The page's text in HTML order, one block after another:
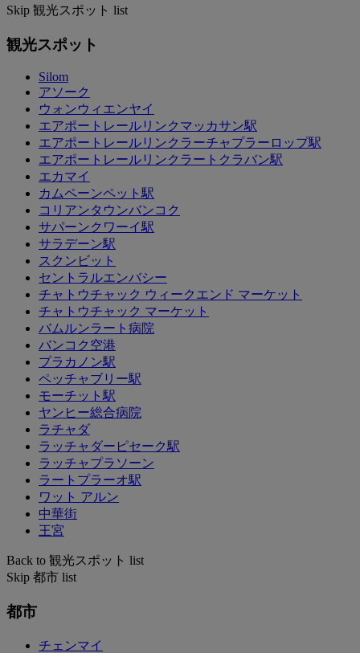
Skip 観光スポット list
観光スポット
Silom
アソーク
ウォンウィエンヤイ
エアポートレールリンクマッカサン駅
エアポートレールリンクラーチャプラーロップ駅
エアポートレールリンクラートクラバン駅
エカマイ
カムペーンペット駅
コリアンタウンバンコク
サパーンクワーイ駅
サラデーン駅
スクンビット
セントラルエンバシー
チャトウチャック ウィークエンド マーケット
チャトウチャック マーケット
バムルンラート病院
バンコク空港
プラカノン駅
ペッチャブリー駅
モーチット駅
ヤンヒー総合病院
ラチャダ
ラッチャダーピセーク駅
ラッチャプラソーン
ラートプラーオ駅
ワット アルン
中華街
王宮
Back to 観光スポット list
Skip 都市 list
都市
チェンマイ